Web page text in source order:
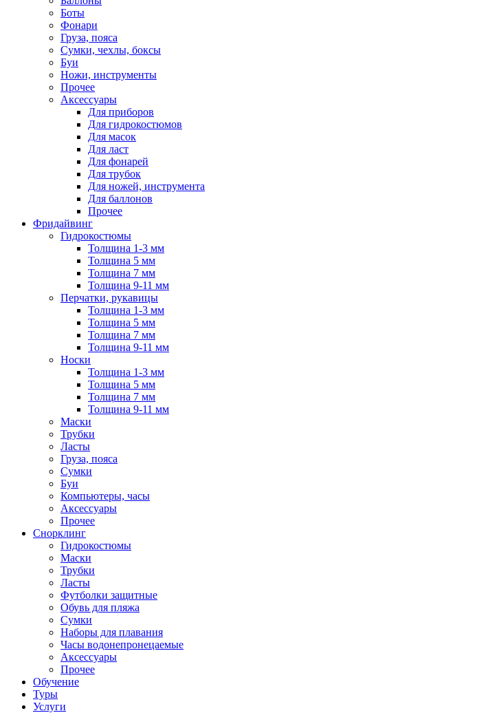
Боты
Фонари
Груза, пояса
Сумки, чехлы, боксы
Буи
Ножи, инструменты
Прочее
Аксессуары
Для приборов
Для гидрокостюмов
Для масок
Для ласт
Для фонарей
Для трубок
Для ножей, инструмента
Для баллонов
Прочее
Фридайвинг
Гидрокостюмы
Толщина 1-3 мм
Толщина 5 мм
Толщина 7 мм
Толщина 9-11 мм
Перчатки, рукавицы
Толщина 1-3 мм
Толщина 5 мм
Толщина 7 мм
Толщина 9-11 мм
Носки
Толщина 1-3 мм
Толщина 5 мм
Толщина 7 мм
Толщина 9-11 мм
Маски
Трубки
Ласты
Груза, пояса
Сумки
Буи
Компьютеры, часы
Аксессуары
Прочее
Снорклинг
Гидрокостюмы
Маски
Трубки
Ласты
Футболки защитные
Обувь для пляжа
Сумки
Наборы для плавания
Часы водонепронецаемые
Аксессуары
Прочее
Обучение
Туры
Услуги